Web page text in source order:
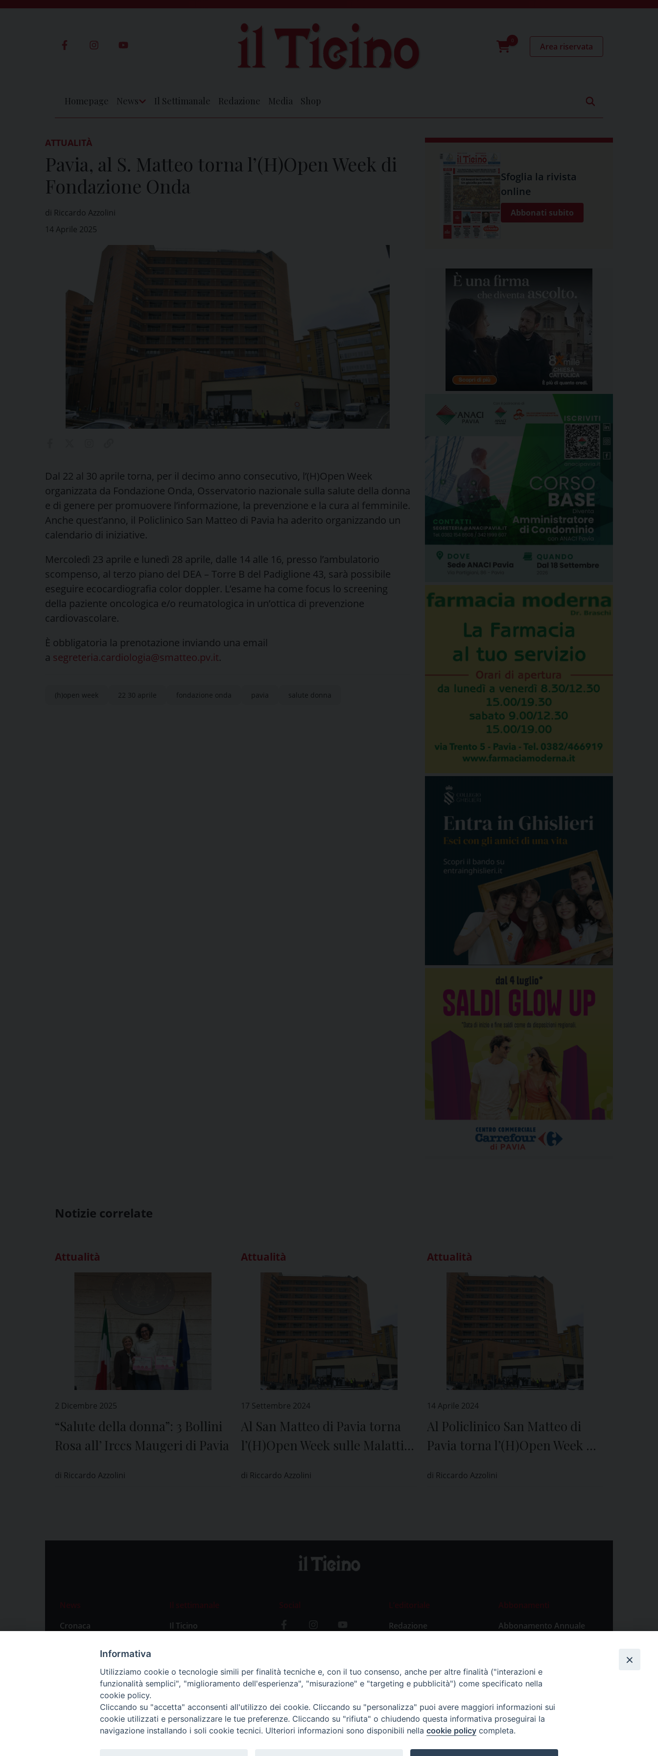
0
Area riservata
Homepage News Il Settimanale Redazione Media Shop
ATTUALITÀ
Pavia, al S. Matteo torna l’(H)Open Week di
Fondazione Onda
di Riccardo Azzolini
14 Aprile 2025
Dal 22 al 30 aprile torna, per il decimo anno consecutivo, l’(H)Open Week
organizzata da Fondazione Onda, Osservatorio nazionale sulla salute della donna
e di genere per promuovere l’informazione, la prevenzione e la cura al femminile.
Anche quest’anno, il Policlinico San Matteo di Pavia ha aderito organizzando un
calendario di iniziative.
Mercoledì 23 aprile e lunedì 28 aprile, dalle 14 alle 16, presso l’ambulatorio
scompenso, al terzo piano del DEA – Torre B del Padiglione 43, sarà possibile
eseguire ecocardiografia color doppler. L’esame ha come focus lo screening
della paziente oncologica e/o reumatologica in un’ottica di prevenzione
cardiovascolare.
È obbligatoria la prenotazione inviando una email
a segreteria.cardiologia@smatteo.pv.it.
(h)open week 22 30 aprile fondazione onda pavia salute donna
Sfoglia la rivista
online
Abbonati subito
Notizie correlate
Attualità
2 Dicembre 2025
“Salute della donna”: 3 Bollini
Rosa all’ Irccs Maugeri di Pavia
di Riccardo Azzolini
Attualità
17 Settembre 2024
Al San Matteo di Pavia torna
l’(H)Open Week sulle Malattie
di Riccardo Azzolini
Attualità
14 Aprile 2024
Al Policlinico San Matteo di
Pavia torna l’(H)Open Week di
di Riccardo Azzolini
News
Cronaca
Primo Piano
Il settimanale
Il Ticino
Social
L’editoriale
Redazione
Abbonamenti
Abbonamento Annuale
Abbonamento Singola
Informativa
Utilizziamo cookie o tecnologie simili per finalità tecniche e, con il tuo consenso, anche per altre finalità ("interazioni e
funzionalità semplici", "miglioramento dell'esperienza", "misurazione" e "targeting e pubblicità") come specificato nella
cookie policy.
Cliccando su "accetta" acconsenti all'utilizzo dei cookie. Cliccando su "personalizza" puoi avere maggiori informazioni sui
cookie utilizzati e personalizzare le tue preferenze. Cliccando su "rifiuta" o chiudendo questa informativa proseguirai la
navigazione installando i soli cookie tecnici. Ulteriori informazioni sono disponibili nella cookie policy completa.